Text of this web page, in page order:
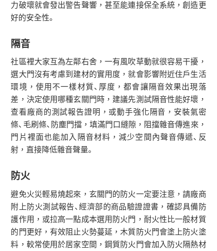
力破壞就會發出警告聲響，甚至能連接保全系統，創造更
好的安全性。
隔音
社區裡大家互為左鄰右舍，一有風吹草動就很容易干擾，
選大門沒有考慮到建材的實用度，就會影響附近住戶生活
環境，使用不一樣材質、厚度，都會讓隔音效果出現落
差，決定使用哪種玄關門時，建議先測試隔音性能好壞，
查看廠商的測試報告證明，或動手強化隔音，安裝氣密
條、毛刷條、防塵門擋，填滿門口縫隙，阻擋雜音傳進來，
門片裡面也能加入隔音材料，減少空間內聲音傳遞、反
射，直接降低雜音聲量。
防火
避免火災輕易燒起來，玄關門的防火一定要注意，請廠商
附上防火測試報告、經濟部的商品驗證證書，確認具備防
護作用，或拉高一點成本選用防火門，耐火性比一般材質
的門更好，有效阻止火勢蔓延，木質防火門會塗上防火塗
料，較常使用於居家空間，鋼質防火門會加入防火隔熱材